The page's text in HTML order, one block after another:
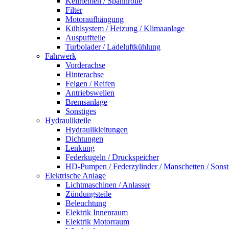
Filter
Motoraufhängung
Kühlsystem / Heizung / Klimaanlage
Auspuffteile
Turbolader / Ladeluftkühlung
Fahrwerk
Vorderachse
Hinterachse
Felgen / Reifen
Antriebswellen
Bremsanlage
Sonstiges
Hydraulikteile
Hydraulikleitungen
Dichtungen
Lenkung
Federkugeln / Druckspeicher
HD-Pumpen / Federzylinder / Manschetten /
Elektrische Anlage
Lichtmaschinen / Anlasser
Zündungsteile
Beleuchtung
Elektrik Innenraum
Elektrik Motorraum